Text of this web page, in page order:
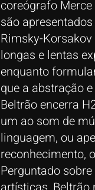
coreógrafo
são
Rimsky-
longas e lentas
enquanto
que a abstração
Beltrão encerra
um ao som de
linguagem, ou
reconhecimento,
Perguntado